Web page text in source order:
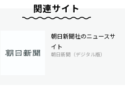
関連サイト
朝日新聞社のニュースサ
イト
朝日新聞（デジタル版）